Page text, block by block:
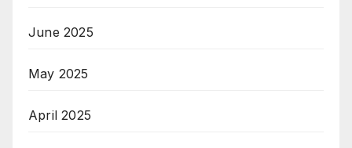
June 2025
May 2025
April 2025